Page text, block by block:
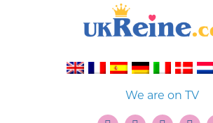
We are on TV